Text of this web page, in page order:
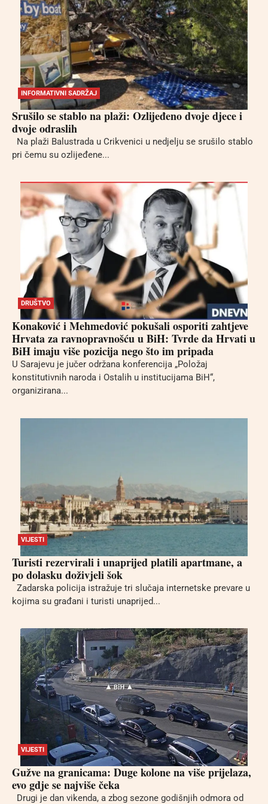
INFORMATIVNI SADRŽAJ
Srušilo se stablo na plaži: Ozlijeđeno dvoje djece i
dvoje odraslih
Na plaži Balustrada u Crikvenici u nedjelju se srušilo stablo
pri čemu su ozlijeđene...
DRUŠTVO
Konaković i Mehmedović pokušali osporiti zahtjeve
Hrvata za ravnopravnošću u BiH: Tvrde da Hrvati u
BiH imaju više pozicija nego što im pripada
U Sarajevu je jučer održana konferencija „Položaj
konstitutivnih naroda i Ostalih u institucijama BiH“,
organizirana...
VIJESTI
Turisti rezervirali i unaprijed platili apartmane, a
po dolasku doživjeli šok
Zadarska policija istražuje tri slučaja internetske prevare u
kojima su građani i turisti unaprijed...
VIJESTI
Gužve na granicama: Duge kolone na više prijelaza,
evo gdje se najviše čeka
Drugi je dan vikenda, a zbog sezone godišnjih odmora od